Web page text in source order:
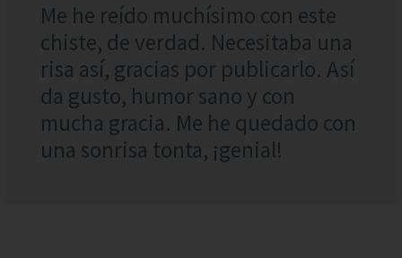
Me he reído muchísimo con este
chiste, de verdad. Necesitaba una
risa así, gracias por publicarlo. Así
da gusto, humor sano y con
mucha gracia. Me he quedado con
una sonrisa tonta, ¡genial!